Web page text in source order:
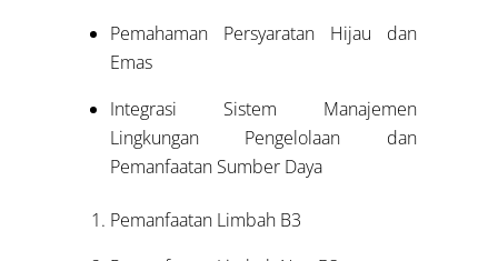
Pemahaman Persyaratan Hijau dan
Emas
Integrasi Sistem Manajemen
Lingkungan Pengelolaan dan
Pemanfaatan Sumber Daya
Pemanfaatan Limbah B3